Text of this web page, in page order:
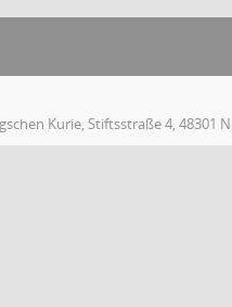
Kurie, Stiftsstraße 4, 48301